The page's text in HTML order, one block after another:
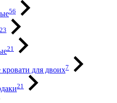
56
21
для двоих7
21